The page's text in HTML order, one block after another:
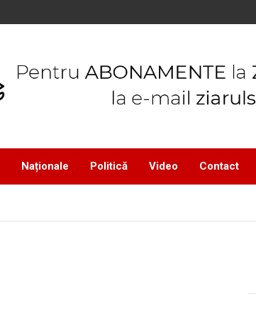
Naționale Politică Video Contact